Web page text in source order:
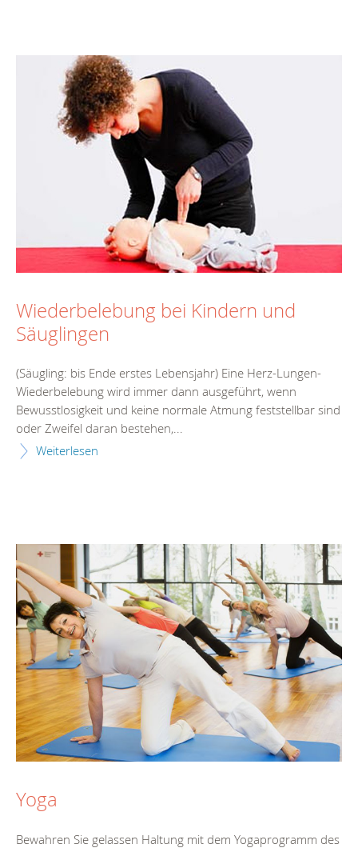
Wiederbelebung bei Kindern und
Säuglingen
(Säugling: bis Ende erstes Lebensjahr) Eine Herz-Lungen-
Wiederbelebung wird immer dann ausgeführt, wenn
Bewusstlosigkeit und keine normale Atmung feststellbar sind
oder Zweifel daran bestehen,...
Weiterlesen
Yoga
Bewahren Sie gelassen Haltung mit dem Yogaprogramm des